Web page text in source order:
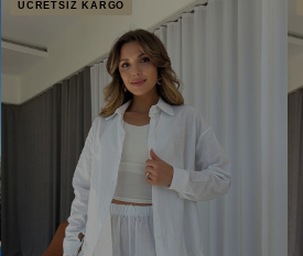
ÜCRETSİZ KARGO